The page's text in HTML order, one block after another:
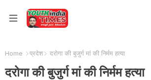
Home प्रदेश दरोगा की बुजुर्ग मां की निर्मम हत्या
दरोगा की बुजुर्ग मां की निर्मम हत्या